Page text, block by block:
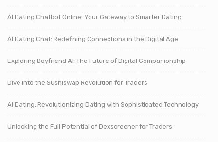
AI Dating Chatbot Online: Your Gateway to Smarter Dating
AI Dating Chat: Redefining Connections in the Digital Age
Exploring Boyfriend AI: The Future of Digital Companionship
Dive into the Sushiswap Revolution for Traders
AI Dating: Revolutionizing Dating with Sophisticated Technology
Unlocking the Full Potential of Dexscreener for Traders